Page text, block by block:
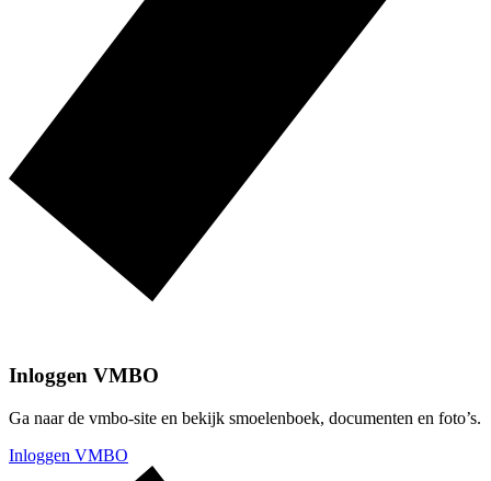
Inloggen VMBO
Ga naar de vmbo-site en bekijk smoelenboek, documenten en foto’s.
Inloggen VMBO